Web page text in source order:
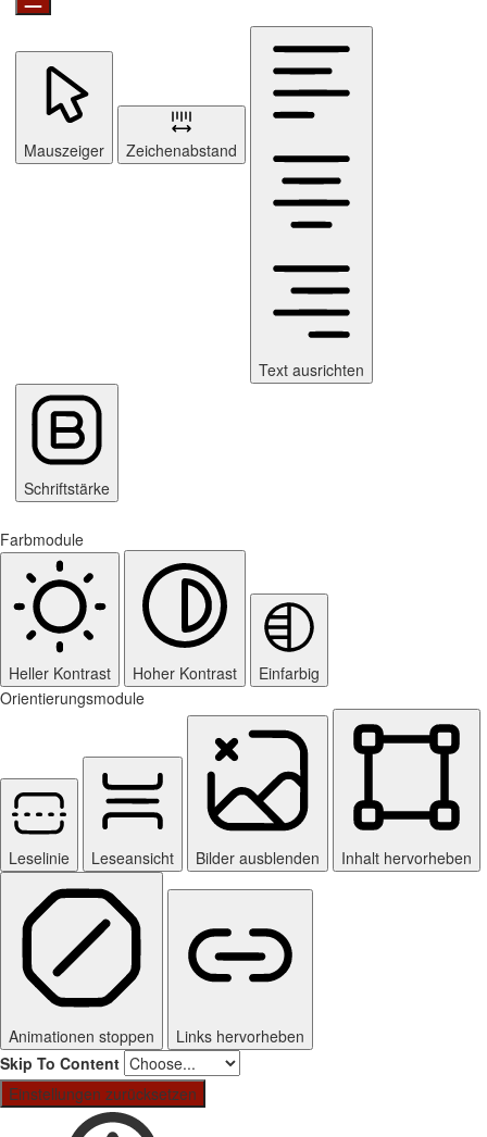
Mauszeiger Zeichenabstand
Text ausrichten
Schriftstärke
Farbmodule
Heller Kontrast Hoher Kontrast
Einfarbig
Orientierungsmodule
Leselinie Leseansicht Bilder ausblenden Inhalt hervorheben
Animationen stoppen
Links hervorheben
Skip To Content
Einstellungen zurücksetzen